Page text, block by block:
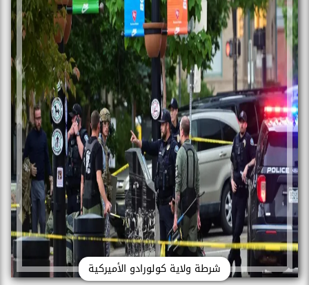
شرطة ولاية كولورادو الأميركية